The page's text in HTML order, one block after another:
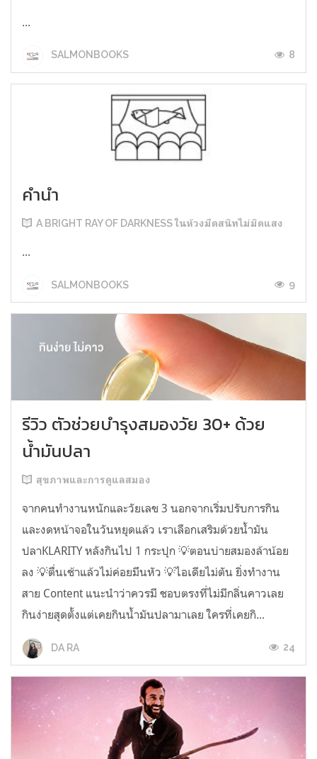
...
SALMONBOOKS 8
คำนำ
A BRIGHT RAY OF DARKNESS ในห้วงมืดสนิทไม่มิดแสง
...
SALMONBOOKS 9
รีวิว ตัวช่วยบำรุงสมองวัย 30+ ด้วย
น้ำมันปลา
สุขภาพและการดูแลสมอง
จากคนทำงานหนักและวัยเลข 3 นอกจากเริ่มปรับการกิน
และงดหน้าจอในวันหยุดแล้ว เราเลือกเสริมด้วยน้ำมัน
ปลาKLARITY หลังกินไป 1 กระปุก 💡ตอนบ่ายสมองล้าน้อย
ลง 💡ตื่นเช้าแล้วไม่ค่อยมึนหัว 💡ไอเดียไม่ตัน ยิ่งทำงาน
สาย Content แนะนำว่าควรมี ชอบตรงที่ไม่มีกลิ่นคาวเลย
กินง่ายสุดตั้งแต่เคยกินน้ำมันปลามาเลย ใครที่เคยกิ...
DA RA 24